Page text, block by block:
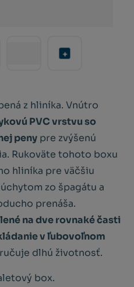
z hliníka. Vnútro
PVC vrstvu so
peny pre zvýšenú
Rukoväte tohoto boxu
hliníka pre väčšiu
zo špagátu a
prenáša.
na dve rovnaké časti
v ľubovoľnom
dlhú životnosť.
box.